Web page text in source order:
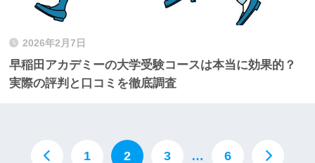
2026年2月7日
早稲田アカデミーの大学受験コースは本当に効果的？
実際の評判と口コミを徹底調査
1 2 3 … 6